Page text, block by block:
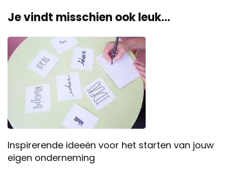
Je vindt misschien ook leuk...
Inspirerende ideeën voor het starten van jouw
eigen onderneming